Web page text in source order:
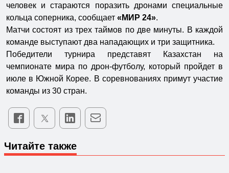
человек и стараются поразить дронами специальные
кольца соперника, сообщает «МИР 24».
Матчи состоят из трех таймов по две минуты. В каждой
команде выступают два нападающих и три защитника.
Победители турнира представят Казахстан на
чемпионате мира по дрон-футболу, который пройдет в
июле в Южной Корее. В соревнованиях примут участие
команды из 30 стран.
Читайте также